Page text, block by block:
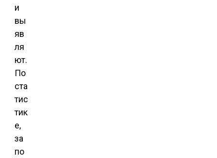
и
вы
яв
ля
ют.
По
ста
тис
тик
е,
за
по